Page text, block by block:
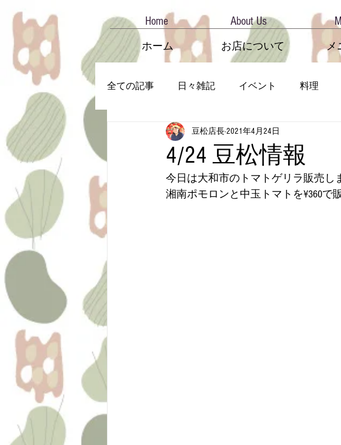
ホーム お店について メ
Home About Us
全ての記事 日々雑記 イベント 料理
4/24 豆松情報
豆松店長2021年4月24日
今日は大和市のトマトゲリラ販売し
湘南ポモロンと中玉トマトを¥360で